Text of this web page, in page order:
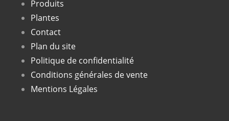
Produits
Plantes
Contact
Plan du site
Politique de confidentialité
Conditions générales de vente
Mentions Légales